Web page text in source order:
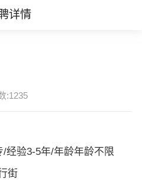
详情
:1235
经验3-5年/年龄年龄不限
街